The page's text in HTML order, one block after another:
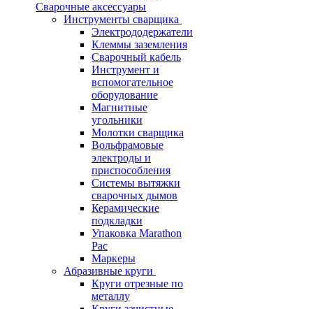
Сварочные аксессуары
Инструменты сварщика
Электрододержатели
Клеммы заземления
Сварочный кабель
Инструмент и
вспомогательное
оборудование
Магнитные
угольники
Молотки сварщика
Вольфрамовые
электроды и
приспособления
Системы вытяжки
сварочных дымов
Керамические
подкладки
Упаковка Marathon
Pac
Маркеры
Абразивные круги
Круги отрезные по
металлу